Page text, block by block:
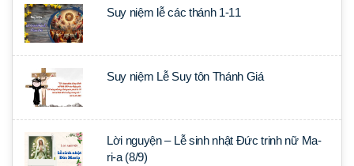
Suy niệm lễ các thánh 1-11
Suy niệm Lễ Suy tôn Thánh Giá
Lời nguyện – Lễ sinh nhật Đức trinh nữ Ma-
ri-a (8/9)